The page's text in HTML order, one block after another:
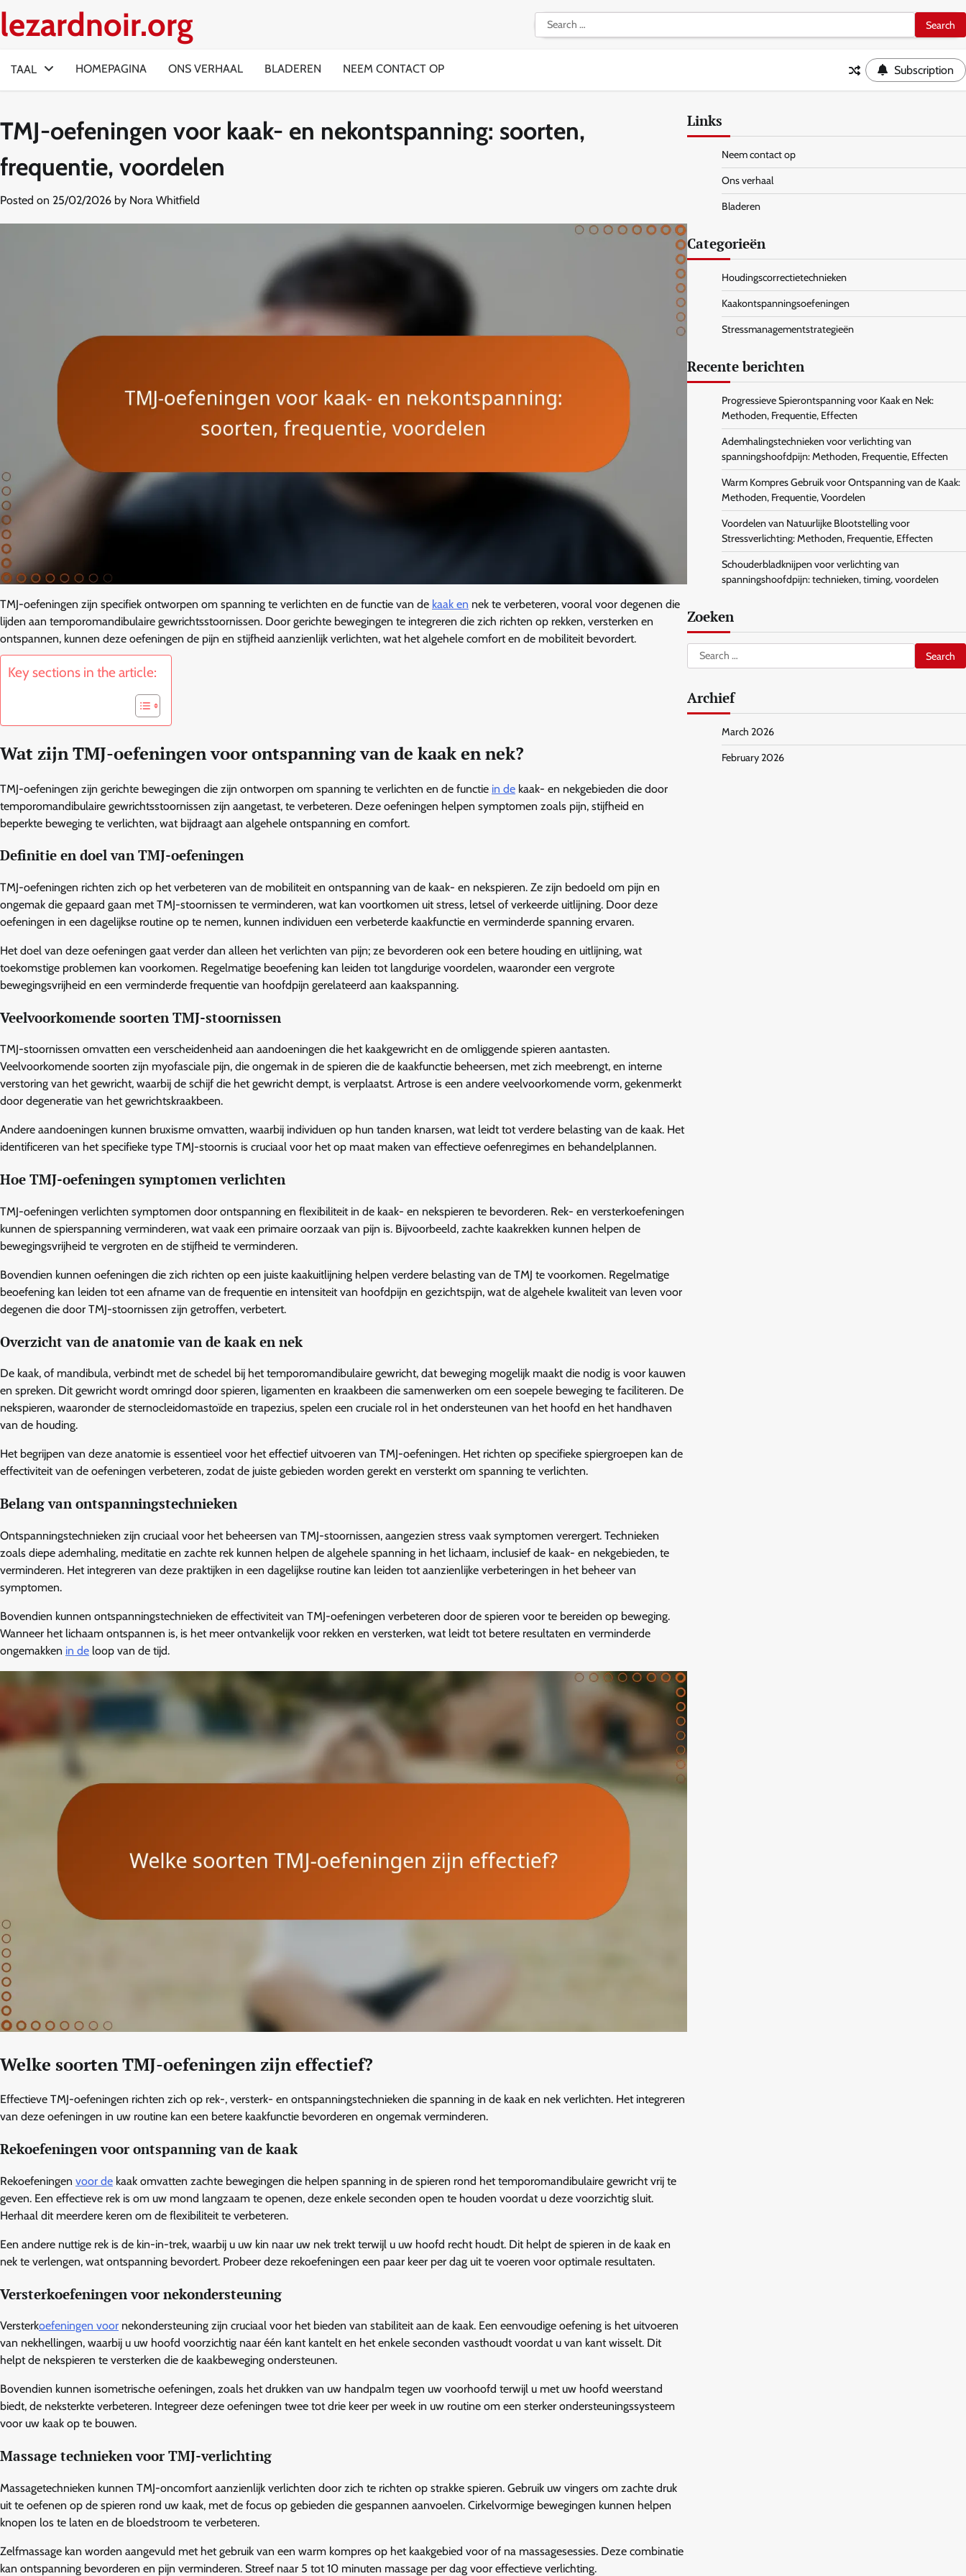
lezardnoir.org
Search
for:
TAAL HOMEPAGINA ONS VERHAAL BLADEREN NEEM CONTACT OP Subscription
TMJ-oefeningen voor kaak- en nekontspanning: soorten,
frequentie, voordelen
Posted on 25/02/2026 by Nora Whitfield
TMJ-oefeningen zijn specifiek ontworpen om spanning te verlichten en de functie van de kaak en nek te verbeteren, vooral voor degenen die
lijden aan temporomandibulaire gewrichtsstoornissen. Door gerichte bewegingen te integreren die zich richten op rekken, versterken en
ontspannen, kunnen deze oefeningen de pijn en stijfheid aanzienlijk verlichten, wat het algehele comfort en de mobiliteit bevordert.
Key sections in the article:
Wat zijn TMJ-oefeningen voor ontspanning van de kaak en nek?
TMJ-oefeningen zijn gerichte bewegingen die zijn ontworpen om spanning te verlichten en de functie in de kaak- en nekgebieden die door
temporomandibulaire gewrichtsstoornissen zijn aangetast, te verbeteren. Deze oefeningen helpen symptomen zoals pijn, stijfheid en
beperkte beweging te verlichten, wat bijdraagt aan algehele ontspanning en comfort.
Definitie en doel van TMJ-oefeningen
TMJ-oefeningen richten zich op het verbeteren van de mobiliteit en ontspanning van de kaak- en nekspieren. Ze zijn bedoeld om pijn en
ongemak die gepaard gaan met TMJ-stoornissen te verminderen, wat kan voortkomen uit stress, letsel of verkeerde uitlijning. Door deze
oefeningen in een dagelijkse routine op te nemen, kunnen individuen een verbeterde kaakfunctie en verminderde spanning ervaren.
Het doel van deze oefeningen gaat verder dan alleen het verlichten van pijn; ze bevorderen ook een betere houding en uitlijning, wat
toekomstige problemen kan voorkomen. Regelmatige beoefening kan leiden tot langdurige voordelen, waaronder een vergrote
bewegingsvrijheid en een verminderde frequentie van hoofdpijn gerelateerd aan kaakspanning.
Veelvoorkomende soorten TMJ-stoornissen
TMJ-stoornissen omvatten een verscheidenheid aan aandoeningen die het kaakgewricht en de omliggende spieren aantasten.
Veelvoorkomende soorten zijn myofasciale pijn, die ongemak in de spieren die de kaakfunctie beheersen, met zich meebrengt, en interne
verstoring van het gewricht, waarbij de schijf die het gewricht dempt, is verplaatst. Artrose is een andere veelvoorkomende vorm, gekenmerkt
door degeneratie van het gewrichtskraakbeen.
Andere aandoeningen kunnen bruxisme omvatten, waarbij individuen op hun tanden knarsen, wat leidt tot verdere belasting van de kaak. Het
identificeren van het specifieke type TMJ-stoornis is cruciaal voor het op maat maken van effectieve oefenregimes en behandelplannen.
Hoe TMJ-oefeningen symptomen verlichten
TMJ-oefeningen verlichten symptomen door ontspanning en flexibiliteit in de kaak- en nekspieren te bevorderen. Rek- en versterkoefeningen
kunnen de spierspanning verminderen, wat vaak een primaire oorzaak van pijn is. Bijvoorbeeld, zachte kaakrekken kunnen helpen de
bewegingsvrijheid te vergroten en de stijfheid te verminderen.
Bovendien kunnen oefeningen die zich richten op een juiste kaakuitlijning helpen verdere belasting van de TMJ te voorkomen. Regelmatige
beoefening kan leiden tot een afname van de frequentie en intensiteit van hoofdpijn en gezichtspijn, wat de algehele kwaliteit van leven voor
degenen die door TMJ-stoornissen zijn getroffen, verbetert.
Overzicht van de anatomie van de kaak en nek
De kaak, of mandibula, verbindt met de schedel bij het temporomandibulaire gewricht, dat beweging mogelijk maakt die nodig is voor kauwen
en spreken. Dit gewricht wordt omringd door spieren, ligamenten en kraakbeen die samenwerken om een soepele beweging te faciliteren. De
nekspieren, waaronder de sternocleidomastoïde en trapezius, spelen een cruciale rol in het ondersteunen van het hoofd en het handhaven
van de houding.
Het begrijpen van deze anatomie is essentieel voor het effectief uitvoeren van TMJ-oefeningen. Het richten op specifieke spiergroepen kan de
effectiviteit van de oefeningen verbeteren, zodat de juiste gebieden worden gerekt en versterkt om spanning te verlichten.
Belang van ontspanningstechnieken
Ontspanningstechnieken zijn cruciaal voor het beheersen van TMJ-stoornissen, aangezien stress vaak symptomen verergert. Technieken
zoals diepe ademhaling, meditatie en zachte rek kunnen helpen de algehele spanning in het lichaam, inclusief de kaak- en nekgebieden, te
verminderen. Het integreren van deze praktijken in een dagelijkse routine kan leiden tot aanzienlijke verbeteringen in het beheer van
symptomen.
Bovendien kunnen ontspanningstechnieken de effectiviteit van TMJ-oefeningen verbeteren door de spieren voor te bereiden op beweging.
Wanneer het lichaam ontspannen is, is het meer ontvankelijk voor rekken en versterken, wat leidt tot betere resultaten en verminderde
ongemakken in de loop van de tijd.
Welke soorten TMJ-oefeningen zijn effectief?
Effectieve TMJ-oefeningen richten zich op rek-, versterk- en ontspanningstechnieken die spanning in de kaak en nek verlichten. Het integreren
van deze oefeningen in uw routine kan een betere kaakfunctie bevorderen en ongemak verminderen.
Rekoefeningen voor ontspanning van de kaak
Rekoefeningen voor de kaak omvatten zachte bewegingen die helpen spanning in de spieren rond het temporomandibulaire gewricht vrij te
geven. Een effectieve rek is om uw mond langzaam te openen, deze enkele seconden open te houden voordat u deze voorzichtig sluit.
Herhaal dit meerdere keren om de flexibiliteit te verbeteren.
Een andere nuttige rek is de kin-in-trek, waarbij u uw kin naar uw nek trekt terwijl u uw hoofd recht houdt. Dit helpt de spieren in de kaak en
nek te verlengen, wat ontspanning bevordert. Probeer deze rekoefeningen een paar keer per dag uit te voeren voor optimale resultaten.
Versterkoefeningen voor nekondersteuning
Versterkoefeningen voor nekondersteuning zijn cruciaal voor het bieden van stabiliteit aan de kaak. Een eenvoudige oefening is het uitvoeren
van nekhellingen, waarbij u uw hoofd voorzichtig naar één kant kantelt en het enkele seconden vasthoudt voordat u van kant wisselt. Dit
helpt de nekspieren te versterken die de kaakbeweging ondersteunen.
Bovendien kunnen isometrische oefeningen, zoals het drukken van uw handpalm tegen uw voorhoofd terwijl u met uw hoofd weerstand
biedt, de neksterkte verbeteren. Integreer deze oefeningen twee tot drie keer per week in uw routine om een sterker ondersteuningssysteem
voor uw kaak op te bouwen.
Massage technieken voor TMJ-verlichting
Massagetechnieken kunnen TMJ-oncomfort aanzienlijk verlichten door zich te richten op strakke spieren. Gebruik uw vingers om zachte druk
uit te oefenen op de spieren rond uw kaak, met de focus op gebieden die gespannen aanvoelen. Cirkelvormige bewegingen kunnen helpen
knopen los te laten en de bloedstroom te verbeteren.
Zelfmassage kan worden aangevuld met het gebruik van een warm kompres op het kaakgebied voor of na massagesessies. Deze combinatie
kan ontspanning bevorderen en pijn verminderen. Streef naar 5 tot 10 minuten massage per dag voor effectieve verlichting.
Links
Neem contact op
Ons verhaal
Bladeren
Categorieën
Houdingscorrectietechnieken
Kaakontspanningsoefeningen
Stressmanagementstrategieën
Recente berichten
Progressieve Spierontspanning voor Kaak en Nek:
Methoden, Frequentie, Effecten
Ademhalingstechnieken voor verlichting van
spanningshoofdpijn: Methoden, Frequentie, Effecten
Warm Kompres Gebruik voor Ontspanning van de Kaak:
Methoden, Frequentie, Voordelen
Voordelen van Natuurlijke Blootstelling voor
Stressverlichting: Methoden, Frequentie, Effecten
Schouderbladknijpen voor verlichting van
spanningshoofdpijn: technieken, timing, voordelen
Zoeken
Search
for:
Archief
March 2026
February 2026